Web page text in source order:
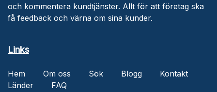
och kommentera kundtjänster. Allt för att företag ska
få feedback och värna om sina kunder.
Links
Hem Om oss Sök Blogg
Kontakt
Länder
FAQ